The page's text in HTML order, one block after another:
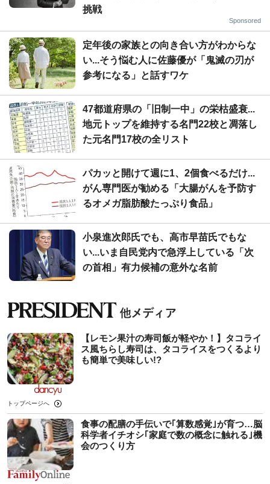
挑戦
Sponsored
定年後の家族との向き合い方がわからな
い...そう悩む人に佐藤優が「鬼滅の刃が
参考になる」と話すワケ
47都道府県の「旧制一中」の栄枯盛衰...
地元トップを維持する名門22校と凋落し
た元名門17校の全リスト
パカッと開けて週に1、2個食べるだけ...
がん専門医が勧める「大腸がんを予防す
るオメガ脂肪酸たっぷり食品」
小泉進次郎氏でも、高市早苗氏でもな
い...いま自民党内で急浮上している「次
の首相」有力候補の意外な名前
【レモン果汁の寿司飯が軽やか！】タコライ
ス風ちらし寿司は、タコライスをつくるより
も簡単で美味しい!?
トップページへ
食事の配膳の手伝いで｢算数感覚｣が育つ…脳
科学者イチオシ｢家庭で数の概念に触れる｣機
会のつくり方